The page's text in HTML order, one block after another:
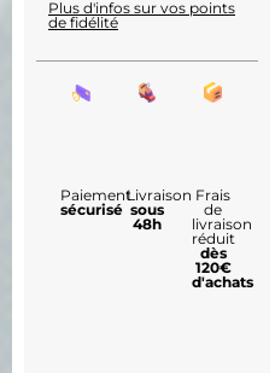
Plus d'infos sur vos points
de fidélité
Paiement
sécurisé
Livraison
sous
48h
Frais
de
livraison
réduit
dès
120€
d'achats